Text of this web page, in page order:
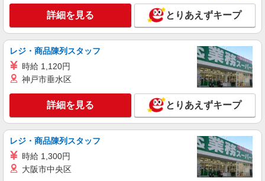
パーソルテンプスタッフ株式会社 東関東コーディネートセンター
（水戸）/26-0537306
［日勤＆土日祝休み］時給1600円★大手メー
カーで長くはたらこう
茨城県ひたちなか市／最寄駅：勝田駅 ≪車
通勤可≫ 専用駐車場を月額3800円で利用可能で
す！
キープ 詳細を見る
派遣社員
パーソルテンプスタッフ株式会社 東関東コーディネートセンター
（水戸）/26-0607120
＜カンタン作業＞梱包・部品の準備などを担
詳細を見る とりあえずキープ
レジ・商品陳列スタッフ
時給 1,120円
神戸市垂水区
詳細を見る とりあえずキープ
レジ・商品陳列スタッフ
時給 1,300円
大阪市中央区